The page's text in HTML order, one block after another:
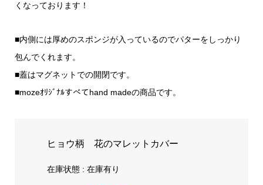
くなっております！
■内側には厚めのスポンジが入っているのでパターをしっかり
包んでくれます。
■蓋はマグネットでの開閉です。
■mozeｵﾘｼﾞﾅﾙすべてhand madeの商品です。
ヒョウ柄 花のマレットカバー
在庫状態 : 在庫有り